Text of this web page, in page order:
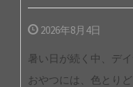
2026年8月4日
暑い日が続く中、デ
おやつには、色とり